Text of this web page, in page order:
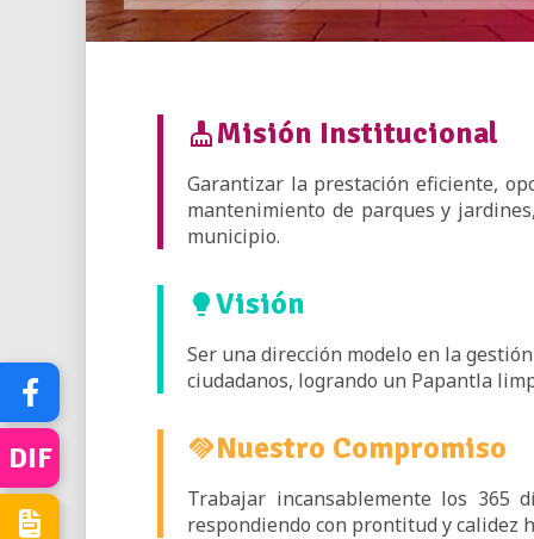
DIF
cleaning_servicesMisión Institucional
Garantizar la prestación eficiente,
mantenimiento de parques y
municipio.
lightbulb Visión
Ser una dirección modelo en la
ciudadanos, logrando un Papantla
handshakeNuestro Compromiso
Trabajar incansablemente los 365
respondiendo con prontitud y calidez